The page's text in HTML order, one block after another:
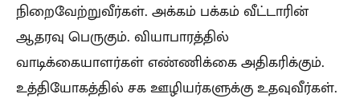
நிறைவேற்றுவீர்கள். அக்கம் பக்கம் வீட்டாரின்
ஆதரவு பெருகும். வியாபாரத்தில்
வாடிக்கையாளர்கள் எண்ணிக்கை அதிகரிக்கும்.
உத்தியோகத்தில் சக ஊழியர்களுக்கு உதவுவீர்கள்.